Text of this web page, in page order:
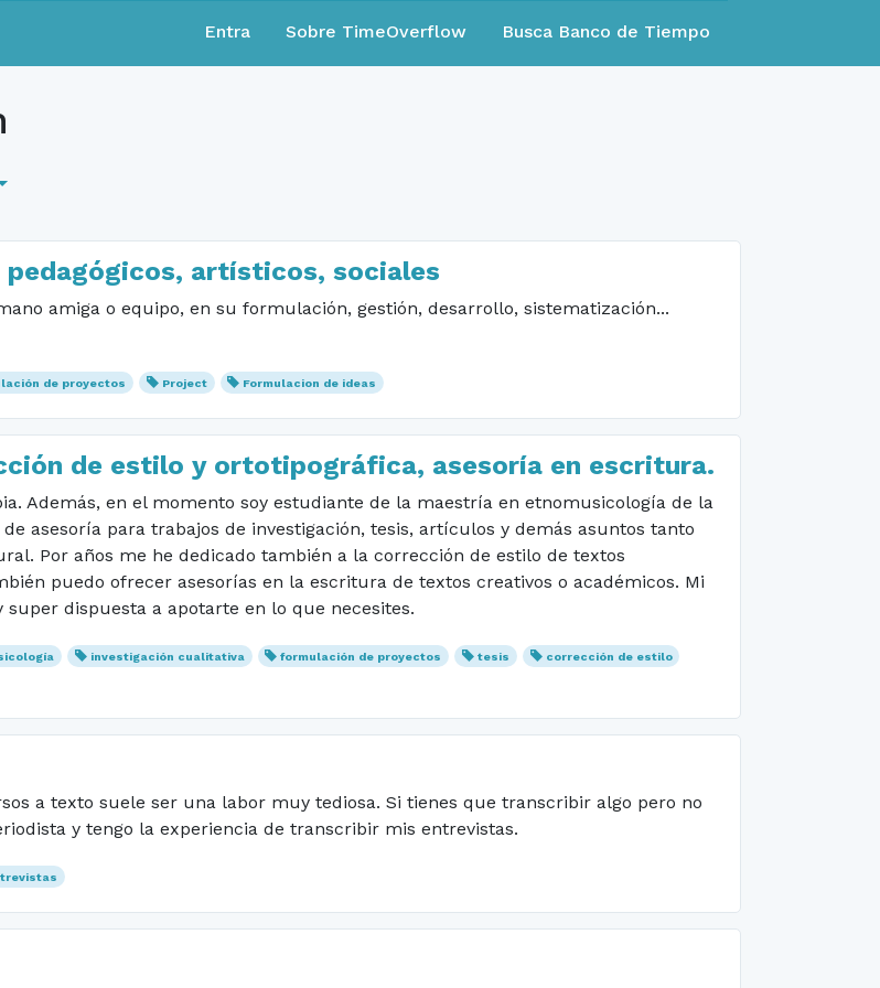
Entra Sobre TimeOverflow Busca Banco de Tiempo
artísticos, sociales
amiga o equipo, en su formulación, gestión, desarrollo, sistematización...
de proyectos Project Formulacion de ideas
de estilo y ortotipográfica, asesoría en escritura.
Además, en el momento soy estudiante de la maestría en etnomusicología de la
asesoría para trabajos de investigación, tesis, artículos y demás asuntos tanto
Por años me he dedicado también a la corrección de estilo de textos
puedo ofrecer asesorías en la escritura de textos creativos o académicos. Mi
dispuesta a apotarte en lo que necesites.
investigación cualitativa formulación de proyectos tesis
corrección de estilo
a texto suele ser una labor muy tediosa. Si tienes que transcribir algo pero no
y tengo la experiencia de transcribir mis entrevistas.